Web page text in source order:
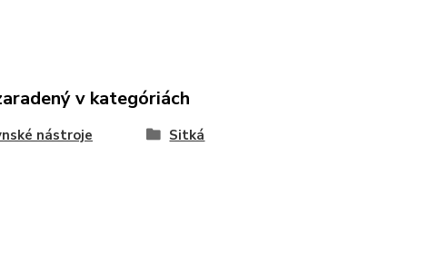
v kategóriách
nástroje Sitká